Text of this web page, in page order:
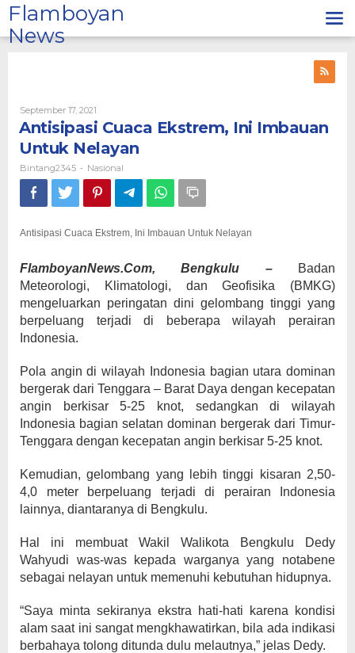
Lewati
ke
konten
Flamboyan
News
September 17, 2021
Bintang2345
Antisipasi Cuaca Ekstrem, Ini Imbauan
Untuk Nelayan
Bintang2345 - Nasional
Antisipasi Cuaca Ekstrem, Ini Imbauan Untuk Nelayan
FlamboyanNews.Com, Bengkulu –Badan
Meteorologi, Klimatologi, dan Geofisika (BMKG)
mengeluarkan peringatan dini gelombang tinggi yang
berpeluang terjadi di beberapa wilayah perairan
Indonesia.
Pola angin di wilayah Indonesia bagian utara dominan
bergerak dari Tenggara – Barat Daya dengan kecepatan
angin berkisar 5-25 knot, sedangkan di wilayah
Indonesia bagian selatan dominan bergerak dari Timur-
Tenggara dengan kecepatan angin berkisar 5-25 knot.
Kemudian, gelombang yang lebih tinggi kisaran 2,50-
4,0 meter berpeluang terjadi di perairan Indonesia
lainnya, diantaranya di Bengkulu.
Hal ini membuat Wakil Walikota Bengkulu Dedy
Wahyudi was-was kepada warganya yang notabene
sebagai nelayan untuk memenuhi kebutuhan hidupnya.
“Saya minta sekiranya ekstra hati-hati karena kondisi
alam saat ini sangat mengkhawatirkan, bila ada indikasi
berbahaya tolong ditunda dulu melautnya,” jelas Dedy.